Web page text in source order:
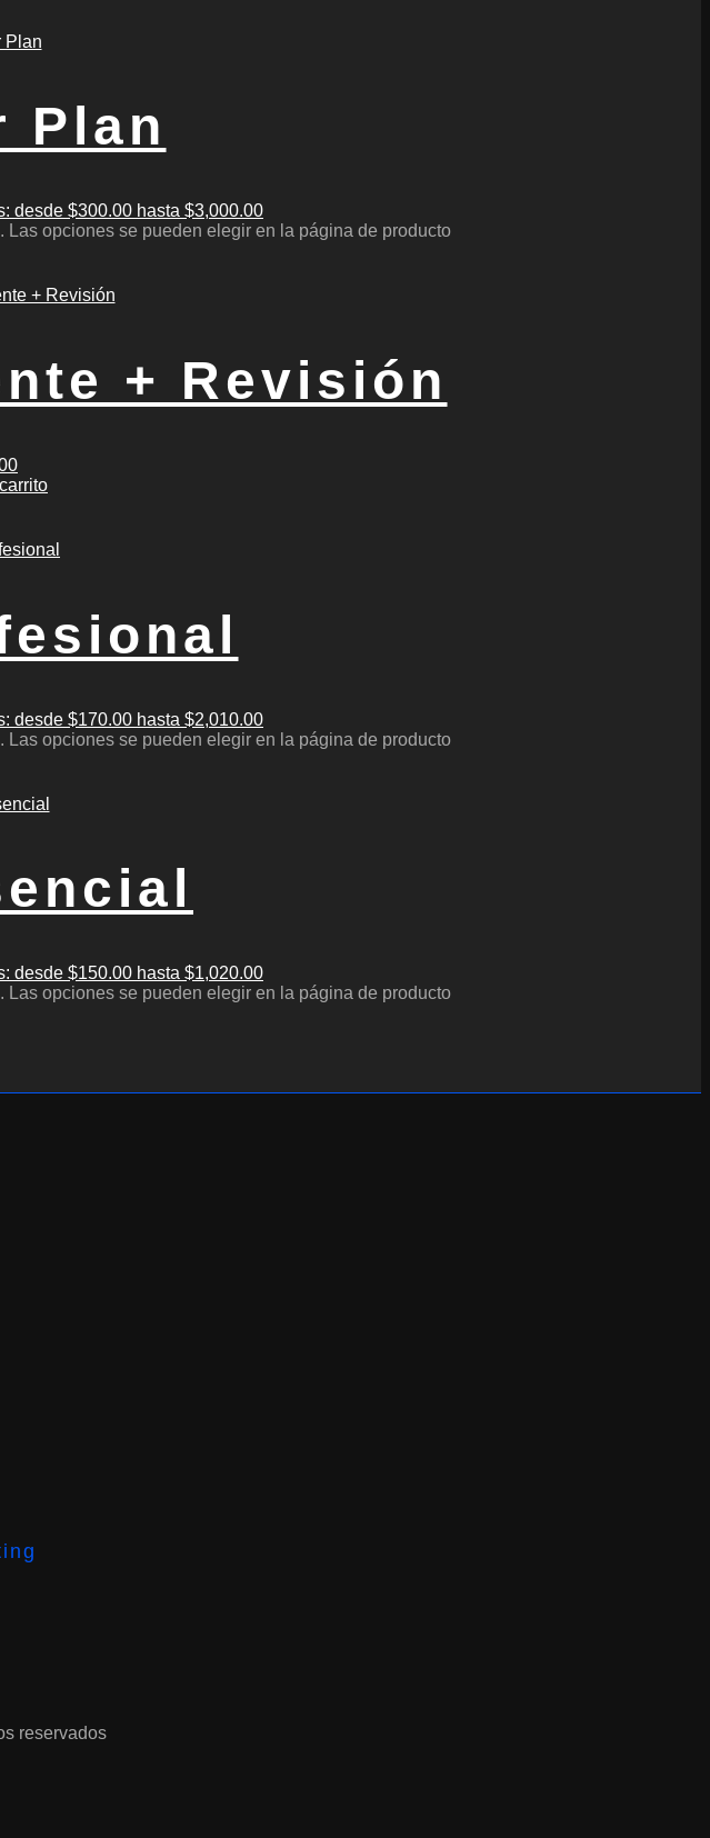
Plan
desde $300.00 hasta $3,000.00
Las opciones se pueden elegir en la página de producto
+ Revisión
desde $170.00 hasta $2,010.00
Las opciones se pueden elegir en la página de producto
desde $150.00 hasta $1,020.00
Las opciones se pueden elegir en la página de producto
reservados